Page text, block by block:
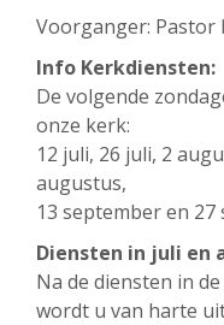
Voorganger: Pastor
Info Kerkdiensten:
De volgende
onze kerk:
12 juli, 26 juli, 2
augustus,
13 september en 27
Diensten in juli en
Na de diensten in
wordt u van harte